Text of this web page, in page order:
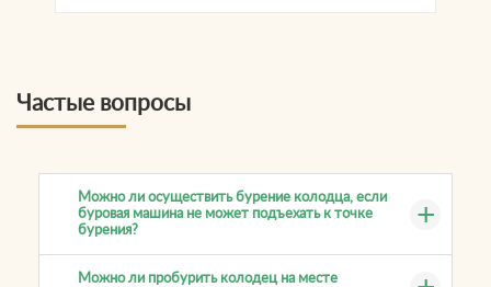
Частые вопросы
Можно ли осуществить бурение колодца, если
буровая машина не может подъехать к точке
бурения?
Можно ли пробурить колодец на месте